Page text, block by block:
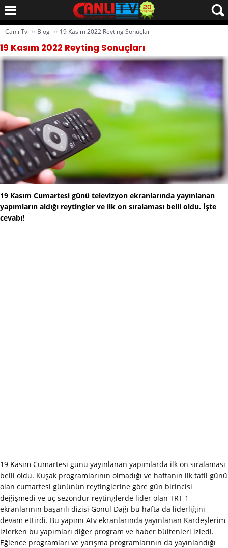
Canlı Tv ›› Blog ›› 19 Kasım 2022 Reyting Sonuçları
19 Kasım 2022 Reyting Sonuçları
19 Kasım Cumartesi günü televizyon ekranlarında yayınlanan
yapımların aldığı reytingler ve ilk on sıralaması belli oldu. İşte
cevabı!
19 Kasım Cumartesi günü yayınlanan yapımlarda ilk on sıralaması
belli oldu. Kuşak programlarının olmadığı ve haftanın ilk tatil günü
olan cumartesi gününün reytinglerine göre gün birincisi
değişmedi ve üç sezondur reytinglerde lider olan TRT 1
ekranlarının başarılı dizisi Gönül Dağı bu hafta da liderliğini
devam ettirdi. Bu yapımı Atv ekranlarında yayınlanan Kardeşlerim
izlerken bu yapımları diğer program ve haber bültenleri izledi.
Eğlence programları ve yarışma programlarının da yayınlandığı